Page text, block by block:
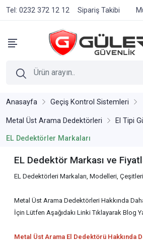
Tel: 0232 372 12 12 Sipariş Takibi
Anasayfa Geçiş Kontrol Sistemleri
Metal Üst Arama Dedektörleri El Tipi
EL Dedektörler Markaları
EL Dedektör Markası ve
EL Dedektörleri Markaları, Modelleri,
Metal Üst Arama Dedektörleri Hakkında
İçin Lütfen Aşağıdakı Linki Tıklayarak Blog
Metal Üst Arama El Dedektörü Hakkında